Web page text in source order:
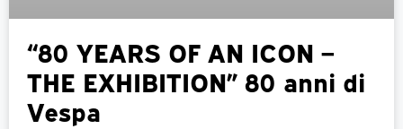
“80 YEARS OF AN ICON –
THE EXHIBITION” 80 anni di
Vespa